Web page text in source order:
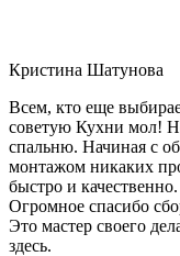
Кристина Шатунова
Всем, кто еще
советую Кухни мол!
спальню. Начиная с
монтажом никаких
быстро и
Огромное спасибо
Это мастер своего
здесь.